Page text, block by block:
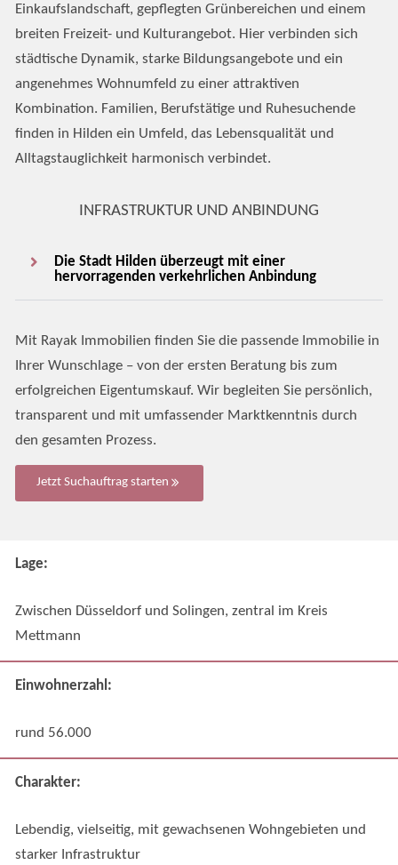
Einkaufslandschaft, gepflegten Grünbereichen und einem
breiten Freizeit- und Kulturangebot. Hier verbinden sich
städtische Dynamik, starke Bildungsangebote und ein
angenehmes Wohnumfeld zu einer attraktiven
Kombination. Familien, Berufstätige und Ruhesuchende
finden in Hilden ein Umfeld, das Lebensqualität und
Alltagstauglichkeit harmonisch verbindet.
INFRASTRUKTUR UND ANBINDUNG
Die Stadt Hilden überzeugt mit einer
hervorragenden verkehrlichen Anbindung
Mit Rayak Immobilien finden Sie die passende Immobilie in
Ihrer Wunschlage – von der ersten Beratung bis zum
erfolgreichen Eigentumskauf. Wir begleiten Sie persönlich,
transparent und mit umfassender Marktkenntnis durch
den gesamten Prozess.
Jetzt Suchauftrag starten
Lage:
Zwischen Düsseldorf und Solingen, zentral im Kreis
Mettmann
Einwohnerzahl:
rund 56.000
Charakter:
Lebendig, vielseitig, mit gewachsenen Wohngebieten und
starker Infrastruktur